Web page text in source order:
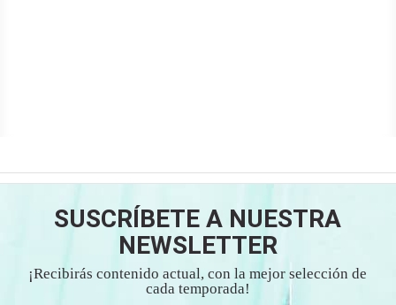
SUSCRÍBETE A NUESTRA
NEWSLETTER
¡Recibirás contenido actual, con la mejor selección de
cada temporada!